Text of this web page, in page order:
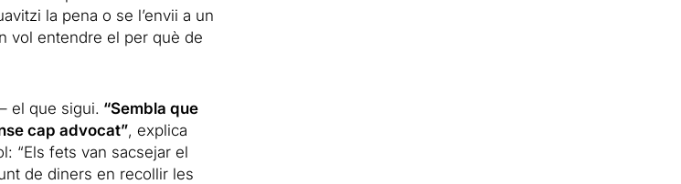
la pena o se l’envii a un
vol entendre el per què de
el que sigui. “Sembla que
cap advocat”, explica
“Els fets van sacsejar el
de diners en recollir les